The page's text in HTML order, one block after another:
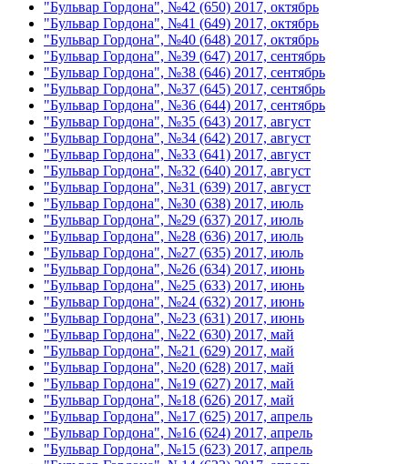
"Бульвар Гордона", №42 (650) 2017, октябрь
"Бульвар Гордона", №41 (649) 2017, октябрь
"Бульвар Гордона", №40 (648) 2017, октябрь
"Бульвар Гордона", №39 (647) 2017, сентябрь
"Бульвар Гордона", №38 (646) 2017, сентябрь
"Бульвар Гордона", №37 (645) 2017, сентябрь
"Бульвар Гордона", №36 (644) 2017, сентябрь
"Бульвар Гордона", №35 (643) 2017, август
"Бульвар Гордона", №34 (642) 2017, август
"Бульвар Гордона", №33 (641) 2017, август
"Бульвар Гордона", №32 (640) 2017, август
"Бульвар Гордона", №31 (639) 2017, август
"Бульвар Гордона", №30 (638) 2017, июль
"Бульвар Гордона", №29 (637) 2017, июль
"Бульвар Гордона", №28 (636) 2017, июль
"Бульвар Гордона", №27 (635) 2017, июль
"Бульвар Гордона", №26 (634) 2017, июнь
"Бульвар Гордона", №25 (633) 2017, июнь
"Бульвар Гордона", №24 (632) 2017, июнь
"Бульвар Гордона", №23 (631) 2017, июнь
"Бульвар Гордона", №22 (630) 2017, май
"Бульвар Гордона", №21 (629) 2017, май
"Бульвар Гордона", №20 (628) 2017, май
"Бульвар Гордона", №19 (627) 2017, май
"Бульвар Гордона", №18 (626) 2017, май
"Бульвар Гордона", №17 (625) 2017, апрель
"Бульвар Гордона", №16 (624) 2017, апрель
"Бульвар Гордона", №15 (623) 2017, апрель